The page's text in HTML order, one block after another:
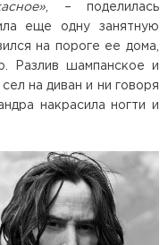
, – поделилась
еще одну занятную
на пороге ее дома,
Разлив шампанское и
на диван и ни говоря
накрасила ногти и